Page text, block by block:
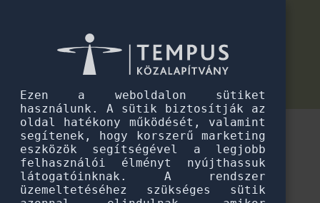
Gyakran ismételt kérdések a
Pannónia Ösztöndíjprogramról
Gyakori kérdések és válaszok hallgatóknak
Ezen a weboldalon sütiket
használunk. A sütik biztosítják az
oldal hatékony működését, valamint
segítenek, hogy korszerű marketing
eszközök segítségével a legjobb
felhasználói élményt nyújthassuk
látogatóinknak. A rendszer
üzemeltetéséhez szükséges sütik